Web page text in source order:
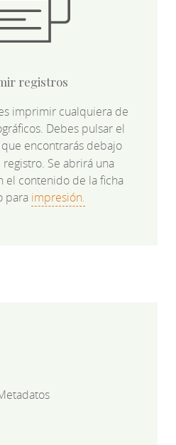
registros
imprimir cualquiera de
Debes pulsar el
que encontrarás debajo
Se abrirá una
el contenido de la ficha
para impresión.